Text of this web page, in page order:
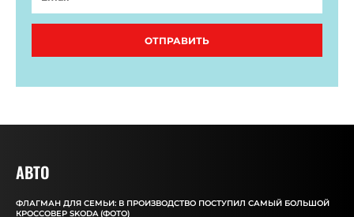
ОТПРАВИТЬ
АВТО
ФЛАГМАН ДЛЯ СЕМЬИ: В ПРОИЗВОДСТВО ПОСТУПИЛ САМЫЙ БОЛЬШОЙ
КРОССОВЕР SKODA (ФОТО)